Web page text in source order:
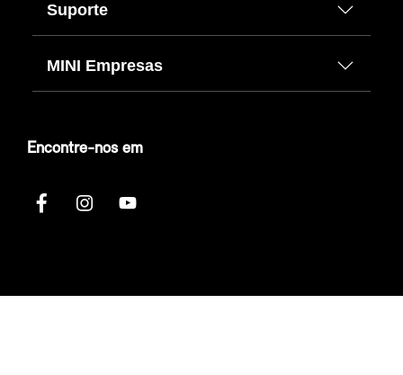
Suporte
MINI Empresas
Encontre-nos em